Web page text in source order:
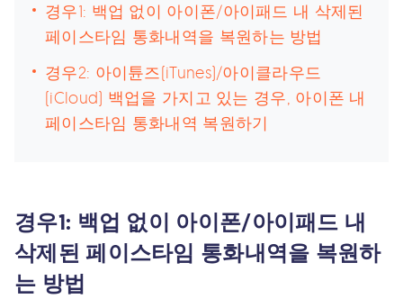
경우1: 백업 없이 아이폰/아이패드 내 삭제된
페이스타임 통화내역을 복원하는 방법
경우2: 아이튠즈(iTunes)/아이클라우드
(iCloud) 백업을 가지고 있는 경우, 아이폰 내
페이스타임 통화내역 복원하기
경우1: 백업 없이 아이폰/아이패드 내
삭제된 페이스타임 통화내역을 복원하
는 방법